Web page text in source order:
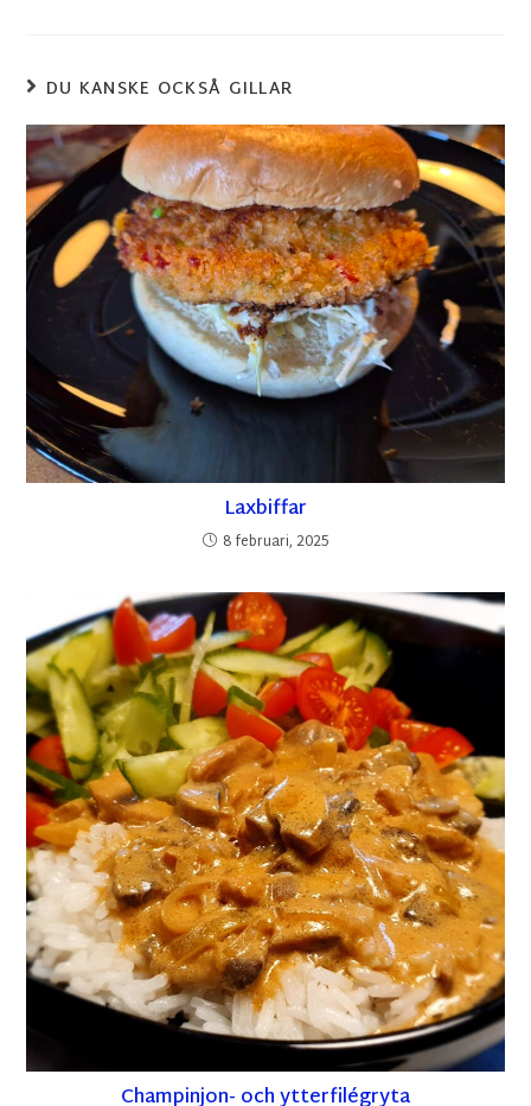
DU KANSKE OCKSÅ GILLAR
Laxbiffar
8 februari, 2025
Champinjon- och ytterfilégryta